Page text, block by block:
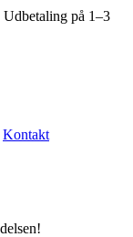
på 1–3
Kontakt